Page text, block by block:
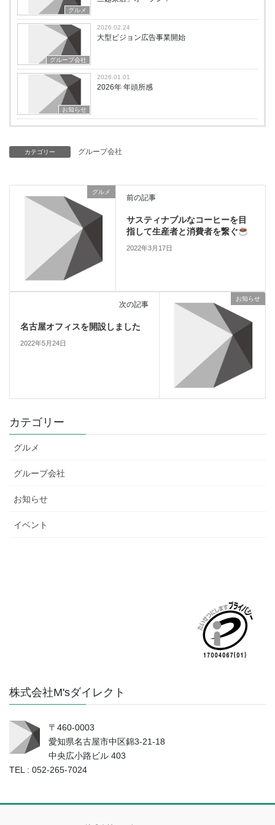
グルメ
グループ会社
2026.02.24
大型ビジョン広告事業開始
お知らせ
2026.01.01
2026年 年頭所感
カテゴリー グループ会社
グルメ
前の記事
サスティナブルなコーヒーを目
指して生産者と消費者を繋ぐ
2022年3月17日
お知らせ
次の記事
名古屋オフィスを開設しました
2022年5月24日
カテゴリー
グルメ
グループ会社
お知らせ
イベント
株式会社M'sダイレクト
〒460-0003
愛知県名古屋市中区錦3-21-18
中央広小路ビル 403
TEL : 052-265-7024